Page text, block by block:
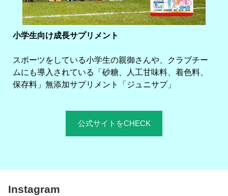
小学生向け成長サプリメント
スポーツをしている小学生の親御さんや、クラブチー
ムにも導入されている「砂糖、人工甘味料、着色料、
保存料」無添加サプリメント「ジュニサプ」
公式サイトをCHECK
Instagram